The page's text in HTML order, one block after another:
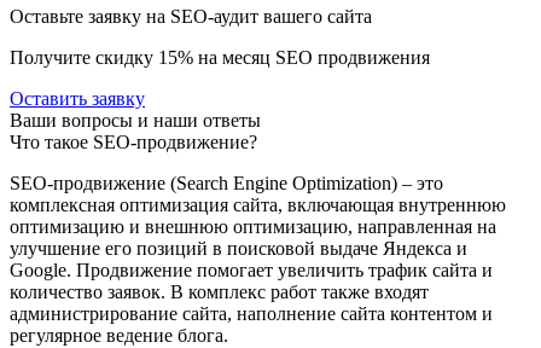
Оставьте заявку на SEO-аудит вашего сайта
Получите скидку 15% на месяц SEO продвижения
Оставить заявку
Ваши вопросы и наши ответы
Что такое SEO-продвижение?
SEO-продвижение (Search Engine Optimization) – это
комплексная оптимизация сайта, включающая внутреннюю
оптимизацию и внешнюю оптимизацию, направленная на
улучшение его позиций в поисковой выдаче Яндекса и
Google. Продвижение помогает увеличить трафик сайта и
количество заявок. В комплекс работ также входят
администрирование сайта, наполнение сайта контентом и
регулярное ведение блога.